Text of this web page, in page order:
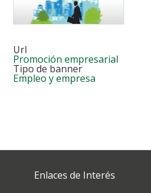
Url
Promoción empresarial
Tipo de banner
Empleo y empresa
Enlaces de Interés